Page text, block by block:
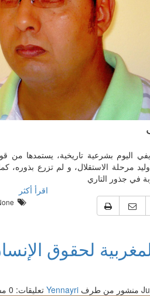
اليوم بشرعية تاريخية، يستمدها من
مرحلة الاستقلال، و لم تزرع بذوره،
في جذور التاري
اقرأ أكثر
None
لحقوق
منشور من طرفYennayri تعليقات: 0